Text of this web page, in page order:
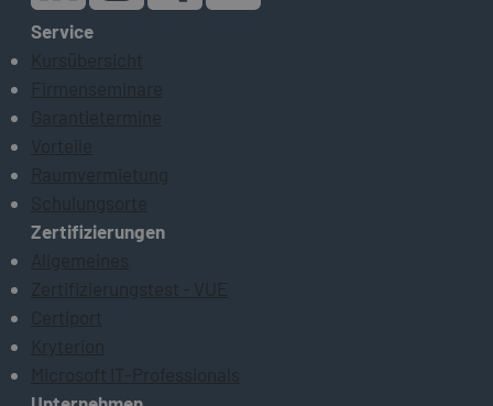
Service
Kursübersicht
Firmenseminare
Garantietermine
Vorteile
Raumvermietung
Schulungsorte
Zertifizierungen
Allgemeines
Zertifizierungstest - VUE
Certiport
Kryterion
Microsoft IT-Professionals